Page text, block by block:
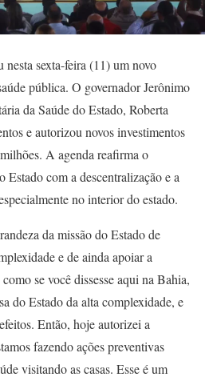
sexta-feira (11) um novo
pública. O governador Jerônimo
da Saúde do Estado, Roberta
e autorizou novos investimentos
A agenda reafirma o
com a descentralização e a
no interior do estado.
da missão do Estado de
e de ainda apoiar a
se você dissesse aqui na Bahia,
do Estado da alta complexidade, e
Então, hoje autorizei a
fazendo ações preventivas
visitando as casas. Esse é um